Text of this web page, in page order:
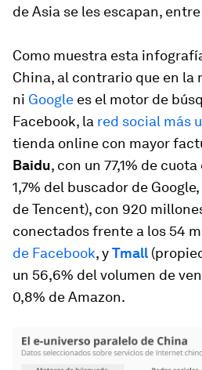
de Asia se les escapan,
Como muestra esta
China, al contrario que en la
ni Google es el motor de
Facebook, la red social más
tienda online con mayor
Baidu, con un 77,1% de
1,7% del buscador de Google,
de Tencent), con 920
conectados frente a los 54
de Facebook, yTmall
un 56,6% del volumen de
0,8% de Amazon.